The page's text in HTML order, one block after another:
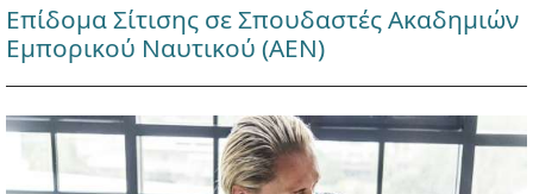
Επίδομα Σίτισης σε Σπουδαστές Ακαδημιών
Εμπορικού Ναυτικού (ΑΕΝ)